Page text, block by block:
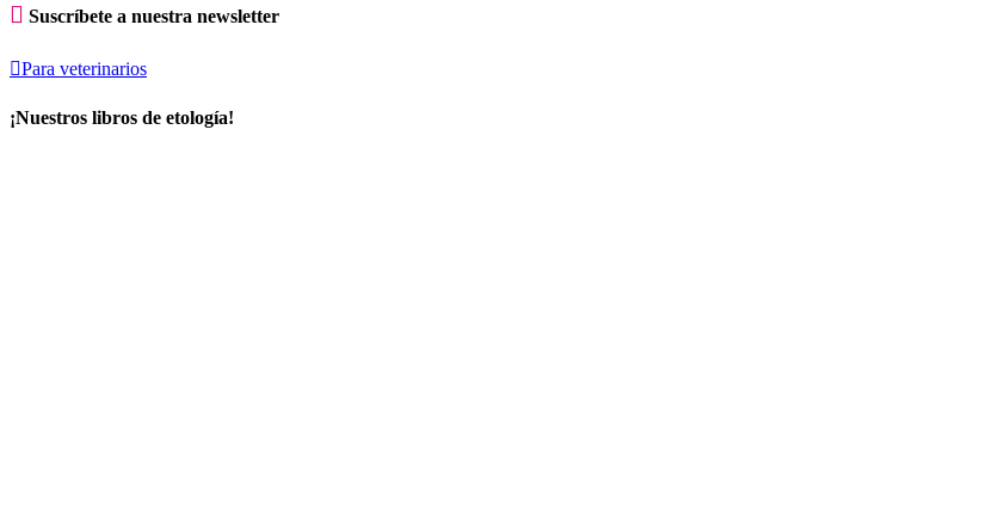
 Suscríbete a nuestra newsletter
Para veterinarios
¡Nuestros libros de etología!